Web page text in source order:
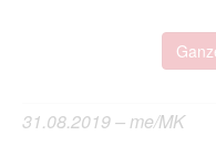
31.08.2019 – me/MK